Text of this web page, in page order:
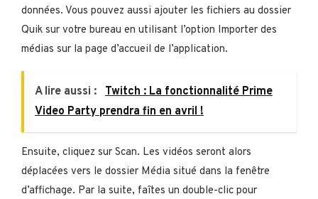
données. Vous pouvez aussi ajouter les fichiers au dossier
Quik sur votre bureau en utilisant l’option Importer des
médias sur la page d’accueil de l’application.
A lire aussi : Twitch : La fonctionnalité Prime
Video Party prendra fin en avril !
Ensuite, cliquez sur Scan. Les vidéos seront alors
déplacées vers le dossier Média situé dans la fenêtre
d’affichage. Par la suite, faîtes un double-clic pour